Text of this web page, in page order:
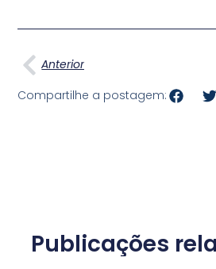
Anterior
Anterior
Compartilhe a postagem:
Publicações